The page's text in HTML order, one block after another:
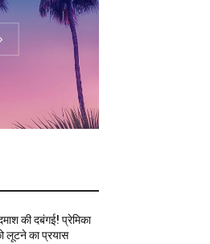
की दबंगई! प्रेमिका
लूटने का प्रयास